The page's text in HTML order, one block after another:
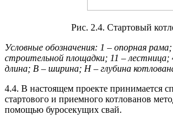
Рис. 2.4. Стартовый
Условные обозначения: 1 – опорная
строительной площадки; 11 –
длина; В – ширина; Н – глубина
4.4. В настоящем проекте принимается
стартового и приемного котлованов
помощью буросекущих свай.